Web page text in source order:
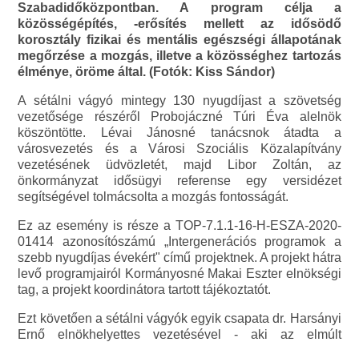
Szabadidőközpontban. A program célja a
közösségépítés, -erősítés mellett az idősödő
korosztály fizikai és mentális egészségi állapotának
megőrzése a mozgás, illetve a közösséghez tartozás
élménye, öröme által. (Fotók: Kiss Sándor)
A sétálni vágyó mintegy 130 nyugdíjast a szövetség
vezetősége részéről Probojáczné Túri Éva alelnök
köszöntötte. Lévai Jánosné tanácsnok átadta a
városvezetés és a Városi Szociális Közalapítvány
vezetésének üdvözletét, majd Libor Zoltán, az
önkormányzat idősügyi referense egy versidézet
segítségével tolmácsolta a mozgás fontosságát.
Ez az esemény is része a TOP-7.1.1-16-H-ESZA-2020-
01414 azonosítószámú „Intergenerációs programok a
szebb nyugdíjas évekért" című projektnek. A projekt hátra
levő programjairól Kormányosné Makai Eszter elnökségi
tag, a projekt koordinátora tartott tájékoztatót.
Ezt követően a sétálni vágyók egyik csapata dr. Harsányi
Ernő elnökhelyettes vezetésével - aki az elmúlt